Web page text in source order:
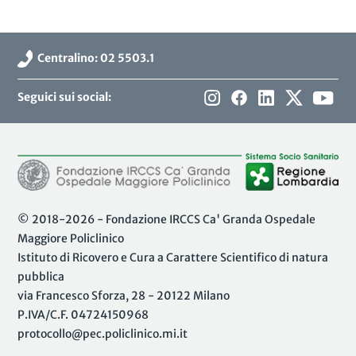
Centralino: 02 5503.1
Seguici sui social:
© 2018-2026 - Fondazione IRCCS Ca' Granda Ospedale
Maggiore Policlinico
Istituto di Ricovero e Cura a Carattere Scientifico di natura
pubblica
via Francesco Sforza, 28 - 20122 Milano
P.IVA/C.F. 04724150968
protocollo@pec.policlinico.mi.it